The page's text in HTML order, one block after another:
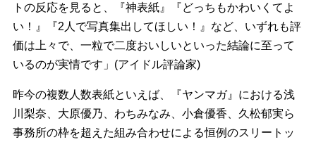
トの反応を見ると、『神表紙』『どっちもかわいくてよ
い！』『2人で写真集出してほしい！』など、いずれも評
価は上々で、一粒で二度おいしいといった結論に至って
いるのが実情です」(アイドル評論家)
昨今の複数人数表紙といえば、『ヤンマガ』における浅
川梨奈、大原優乃、わちみなみ、小倉優香、久松郁実ら
事務所の枠を超えた組み合わせによる恒例のスリートッ